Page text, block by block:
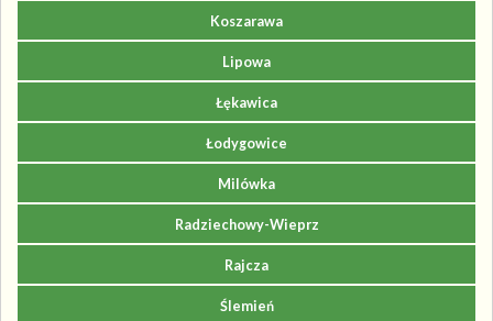
Koszarawa
Lipowa
Łękawica
Łodygowice
Milówka
Radziechowy-Wieprz
Rajcza
Ślemień